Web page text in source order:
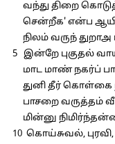
வந்து திறை
சென்றீக' என்ப
நிலம் வருந்
5 இன்றே புகுதல்
மாட மாண் நகர்ப்
துனி தீர் கொள்கை
பாசறை வருத்தம்
மின்னு
10 கொய்சுவல்,